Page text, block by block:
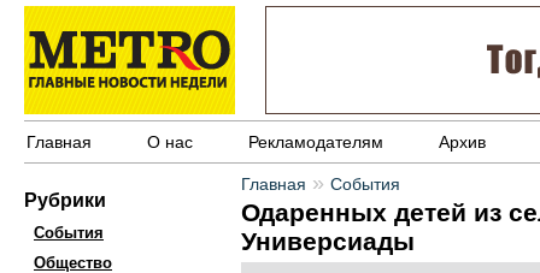
Главная О нас Рекламодателям Архив
Рубрики
События
Общество
Главная » События
Одаренных детей из
Универсиады